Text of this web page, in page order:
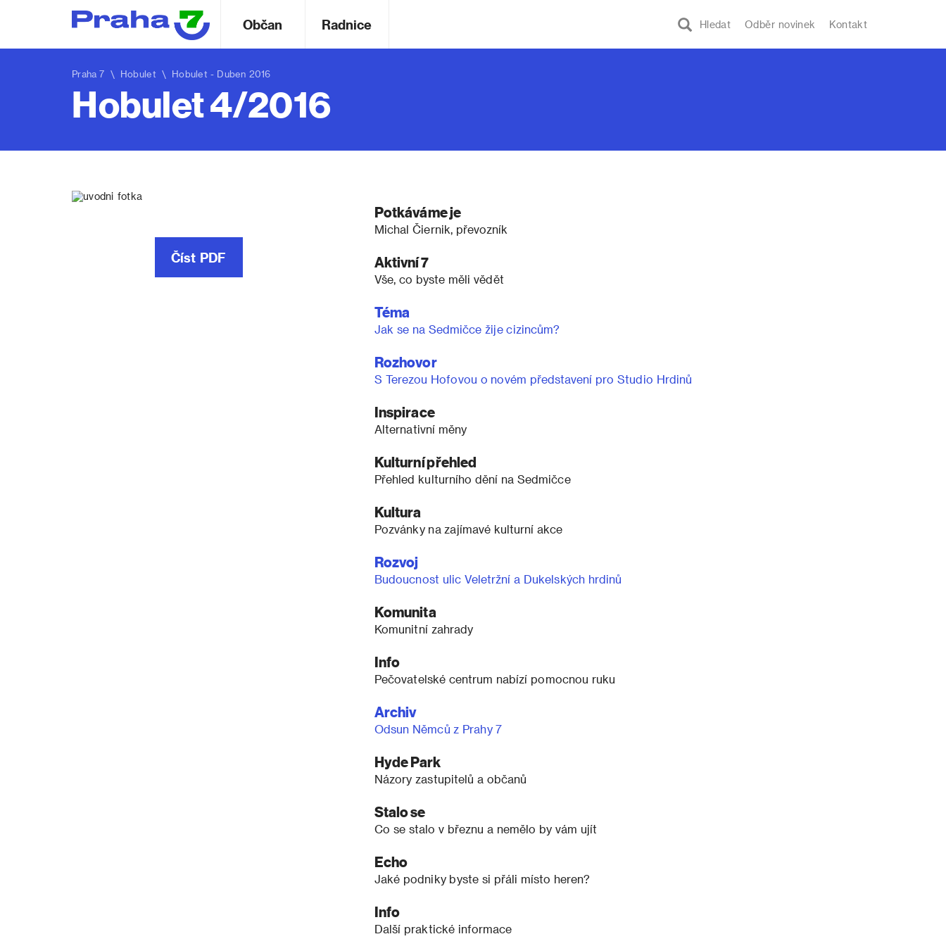
Hledat Odběr novinek Kontakt
Občan Radnice
Praha 7 \ Hobulet \ Hobulet - Duben 2016
Hobulet 4/2016
Číst PDF
Potkáváme je
Michal Čiernik, převozník
Aktivní 7
Vše, co byste měli vědět
Téma
Jak se na Sedmičce žije cizincům?
Rozhovor
S Terezou Hofovou o novém představení pro Studio Hrdinů
Inspirace
Alternativní měny
Kulturní přehled
Přehled kulturního dění na Sedmičce
Kultura
Pozvánky na zajímavé kulturní akce
Rozvoj
Budoucnost ulic Veletržní a Dukelských hrdinů
Komunita
Komunitní zahrady
Info
Pečovatelské centrum nabízí pomocnou ruku
Archiv
Odsun Němců z Prahy 7
Hyde Park
Názory zastupitelů a občanů
Stalo se
Co se stalo v březnu a nemělo by vám ujít
Echo
Jaké podniky byste si přáli místo heren?
Info
Další praktické informace